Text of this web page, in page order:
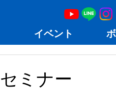
イベント
ミナー